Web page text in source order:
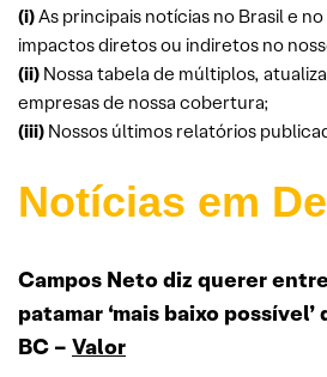
(i)As principais notícias no Brasil e
impactos diretos ou indiretos no
(ii) Nossa tabela de múltiplos,
empresas de nossa cobertura;
(iii) Nossos últimos relatórios
Notícias em
Campos Neto diz querer
patamar ‘mais baixo
BC – Valor